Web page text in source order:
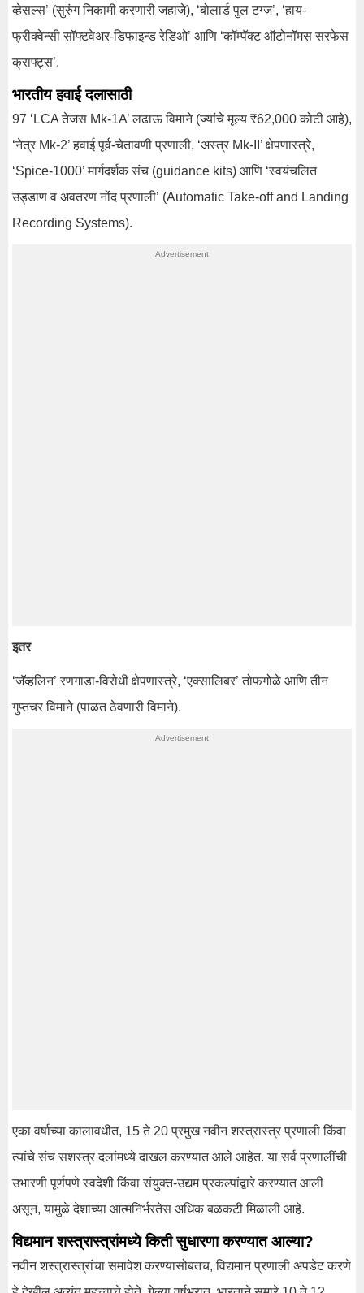
व्हेसल्स’ (सुरुंग निकामी करणारी जहाजे), ‘बोलार्ड पुल टग्ज’, ‘हाय-
फ्रीक्वेन्सी सॉफ्टवेअर-डिफाइन्ड रेडिओ’ आणि ‘कॉम्पॅक्ट ऑटोनॉमस सरफेस
क्राफ्ट्स’.
भारतीय हवाई दलासाठी
97 ‘LCA तेजस Mk-1A’ लढाऊ विमाने (ज्यांचे मूल्य ₹62,000 कोटी आहे),
‘नेत्र Mk-2’ हवाई पूर्व-चेतावणी प्रणाली, ‘अस्त्र Mk-II’ क्षेपणास्त्रे,
‘Spice-1000’ मार्गदर्शक संच (guidance kits) आणि ‘स्वयंचलित
उड्डाण व अवतरण नोंद प्रणाली’ (Automatic Take-off and Landing
Recording Systems).
इतर
‘जॅव्हलिन’ रणगाडा-विरोधी क्षेपणास्त्रे, ‘एक्सालिबर’ तोफगोळे आणि तीन
गुप्तचर विमाने (पाळत ठेवणारी विमाने).
एका वर्षाच्या कालावधीत, 15 ते 20 प्रमुख नवीन शस्त्रास्त्र प्रणाली किंवा
त्यांचे संच सशस्त्र दलांमध्ये दाखल करण्यात आले आहेत. या सर्व प्रणालींची
उभारणी पूर्णपणे स्वदेशी किंवा संयुक्त-उद्यम प्रकल्पांद्वारे करण्यात आली
असून, यामुळे देशाच्या आत्मनिर्भरतेस अधिक बळकटी मिळाली आहे.
विद्यमान शस्त्रास्त्रांमध्ये किती सुधारणा करण्यात आल्या?
नवीन शस्त्रास्त्रांचा समावेश करण्यासोबतच, विद्यमान प्रणाली अपडेट करणे